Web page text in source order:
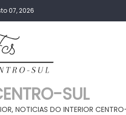
07, 2026
SUL
NOTICIAS DO INTERIOR